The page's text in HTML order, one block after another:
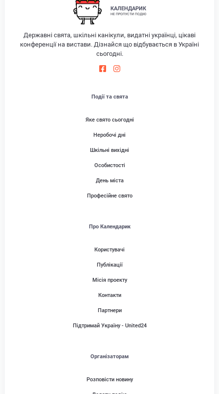
КАЛЕНДАРИК
НЕ ПРОПУСТИ ПОДІЮ
Державні свята, шкільні канікули, видатні українці, цікаві
конференції на вистави. Дізнайся що відбувається в Україні
сьогодні.
Події та свята
Яке свято сьогодні
Неробочі дні
Шкільні вихідні
Особистості
День міста
Професійне свято
Про Календарик
Користувачі
Публікації
Місія проекту
Контакти
Партнери
Підтримай Україну - United24
Організаторам
Розповісти новину